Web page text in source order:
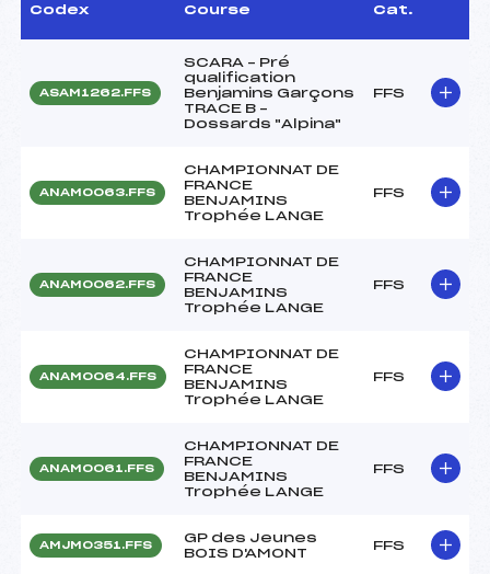
Codex Course Cat.
ASAM1262.FFS
SCARA – Pré
qualification
Benjamins Garçons
TRACE B –
Dossards "Alpina"
FFS
ANAM0063.FFS
CHAMPIONNAT DE
FRANCE
BENJAMINS
Trophée LANGE
FFS
ANAM0062.FFS
CHAMPIONNAT DE
FRANCE
BENJAMINS
Trophée LANGE
FFS
ANAM0064.FFS
CHAMPIONNAT DE
FRANCE
BENJAMINS
Trophée LANGE
FFS
ANAM0061.FFS
CHAMPIONNAT DE
FRANCE
BENJAMINS
Trophée LANGE
FFS
AMJM0351.FFS
GP des Jeunes
BOIS D'AMONT
FFS